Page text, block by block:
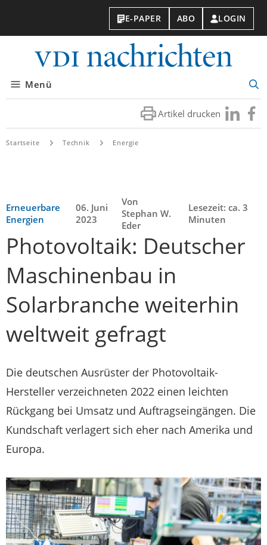
E-PAPER ABO LOGIN
Menü
Artikel drucken Besuchen
Sie
Sie
Startseite Technik Energie
Erneuerbare
Energien
06. Juni
2023
Von
Stephan W.
Eder
Lesezeit: ca. 3
Minuten
Photovoltaik: Deutscher
Maschinenbau in
Solarbranche weiterhin
weltweit gefragt
Die deutschen Ausrüster der Photovoltaik-
Hersteller verzeichneten 2022 einen leichten
Rückgang bei Umsatz und Auftragseingängen. Die
Kundschaft verlagert sich eher nach Amerika und
Europa.